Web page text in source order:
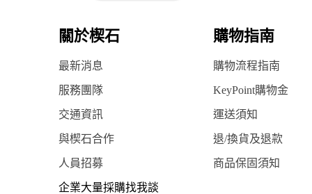
關於楔石 購物指南
最新消息 購物流程指南
服務團隊 KeyPoint購物金
交通資訊 運送須知
與楔石合作 退/換貨及退款
人員招募 商品保固須知
企業大量採購找我談